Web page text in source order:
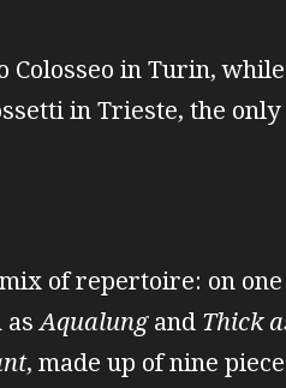
in Turin,
in Trieste, the only
of repertoire: on
asAqualungand Thick
, made up of nine